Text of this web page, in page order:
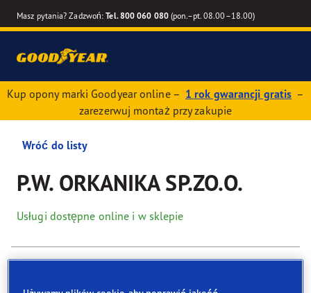
Masz pytania? Zadzwoń:Tel. 800 060 080(pon.–pt. 08.00–18.00)
Kup opony marki Goodyear online – 1 rok gwarancji gratis –
zarezerwuj montaż przy zakupie
Wróć do listy
P.W. ORKANIKA SP.ZO.O.
Usługi dostępne online i w sklepie